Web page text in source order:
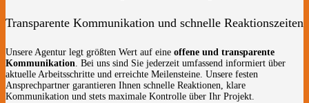
Transparente Kommunikation und schnelle Reaktionszeiten
Unsere Agentur legt größten Wert auf eine offene und transparente
Kommunikation. Bei uns sind Sie jederzeit umfassend informiert über
aktuelle Arbeitsschritte und erreichte Meilensteine. Unsere festen
Ansprechpartner garantieren Ihnen schnelle Reaktionen, klare
Kommunikation und stets maximale Kontrolle über Ihr Projekt.